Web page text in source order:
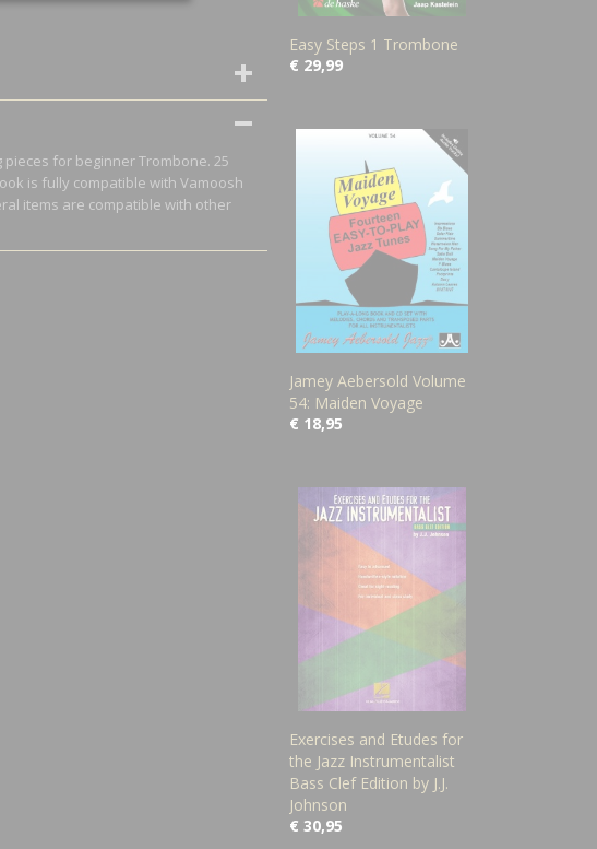
for beginner Trombone. 25
is fully compatible with Vamoosh
items are compatible with other
Easy Steps 1 Trombone
€ 29,99
Jamey Aebersold Volume
54: Maiden Voyage
€ 18,95
Exercises and Etudes for
the Jazz Instrumentalist
Bass Clef Edition by J.J.
Johnson
€ 30,95